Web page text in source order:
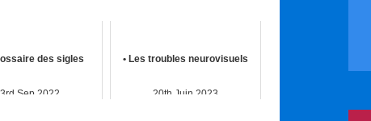
des sigles
Sep 2022
• Les troubles neurovisuels
20th Juin 2023